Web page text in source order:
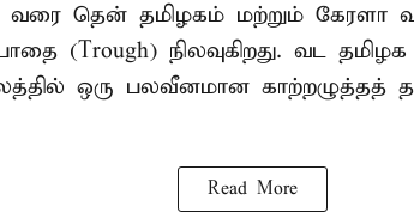
வரை தென் தமிழகம் மற்றும் கேரளா
(Trough) நிலவுகிறது. வட
ஒரு பலவீனமான காற்றழுத்தத்
Read More